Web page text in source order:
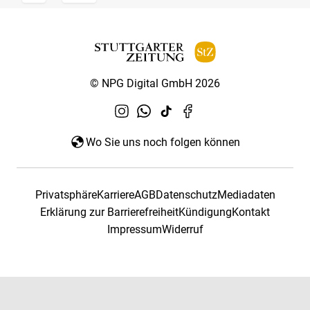
© NPG Digital GmbH 2026
Wo Sie uns noch folgen können
PrivatsphäreKarriereAGBDatenschutzMediadaten
Erklärung zur BarrierefreiheitKündigungKontakt
ImpressumWiderruf